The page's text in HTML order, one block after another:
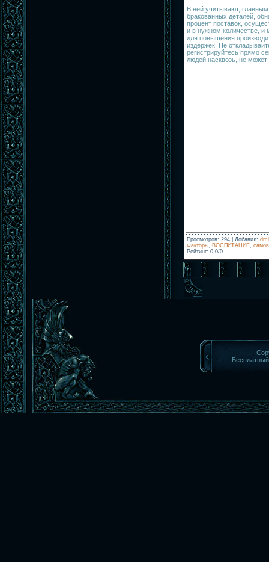
В ней учитывают,
бракованных деталей,
процент поставок,
и в нужном количестве,
для повышения
издержек. Не
регистрируйтесь прямо
людей насквозь, не может
Просмотров: 294 Добавил:
Факторы
ВОСПИТАНИЕ
Рейтинг: 0.0/0